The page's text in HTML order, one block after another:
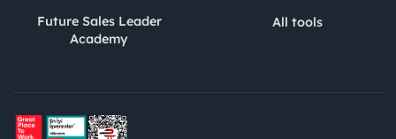
Future Sales Leader
Academy
All tools